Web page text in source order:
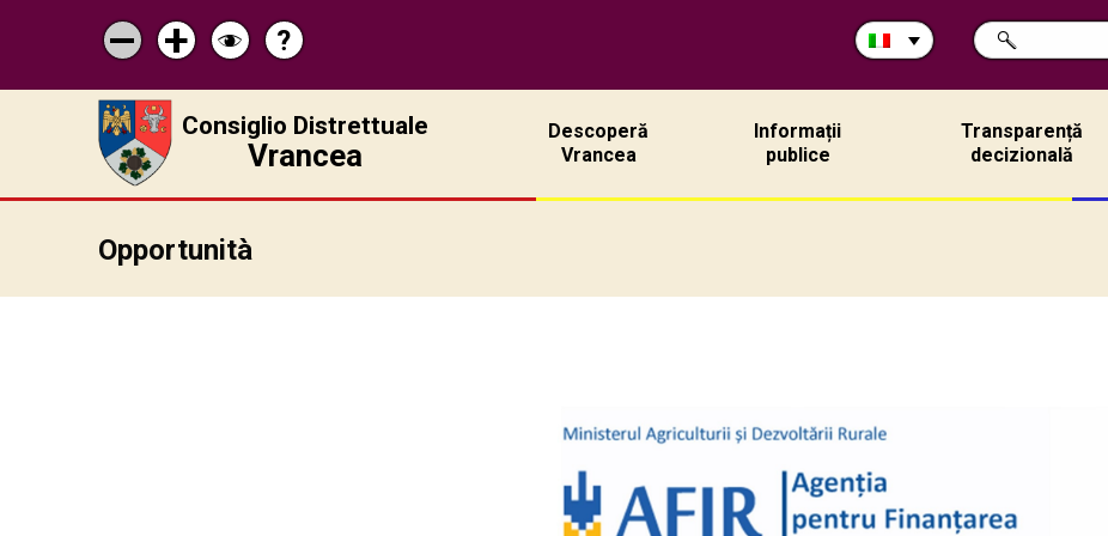
Micșorează
scrisul
Mărește
scrisul
Schimbă
contrastul
Pagina
de
ajutor
?
Cerca
nel
RICERCA
Consiglio Distrettuale
Vrancea
Descoperă
Vrancea
Informații
publice
Transparență
decizională
Opportunità